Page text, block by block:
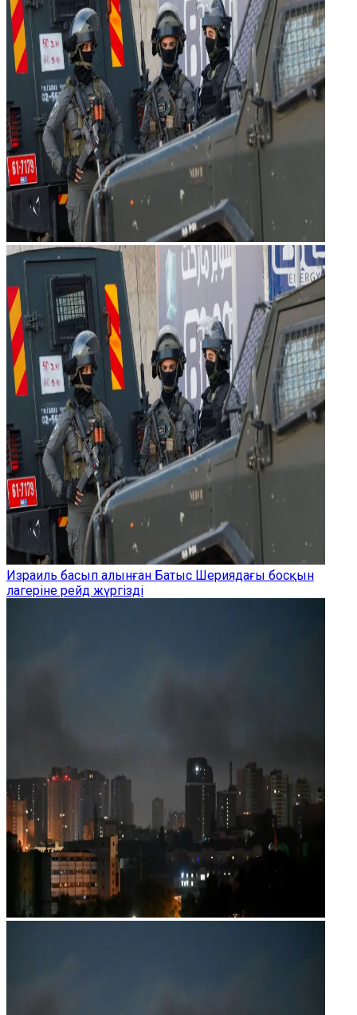
Израиль басып алынған Батыс Шериядағы босқын
лагеріне рейд жүргізді